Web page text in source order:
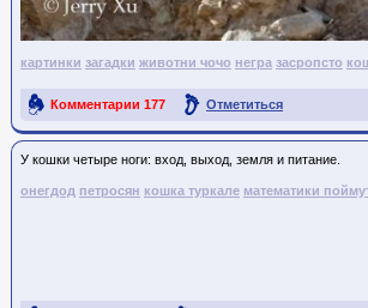
картинки загадки животни чочо негра засропсто
Комментарии 177 Отметиться
Ссылка на пост
У кошки четыре ноги: вход, выход, земля и питание.
онегдод петросян кошка туркале математики